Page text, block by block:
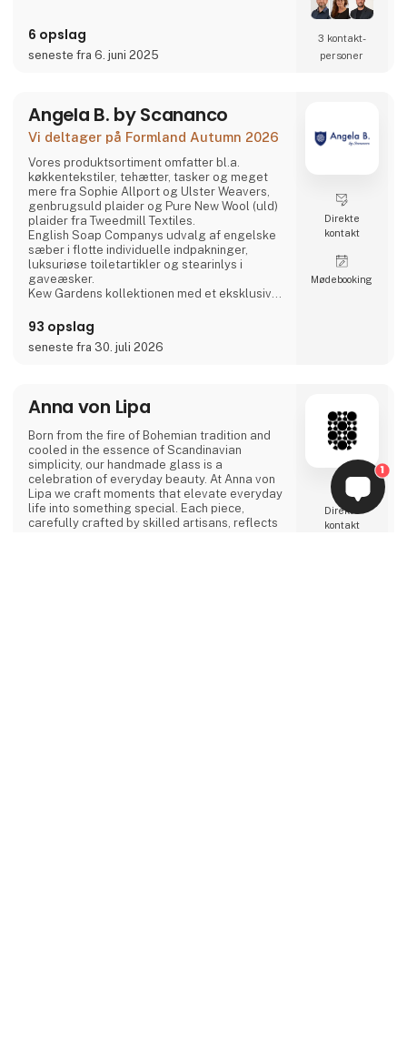
6 opslag
seneste fra 6. juni 2025
3 kontakt­
personer
Angela B. by Scananco
Vi deltager på Formland Autumn 2026
Vores produktsortiment omfatter bl.a.
køkkentekstiler, tehætter, tasker og meget
mere fra Sophie Allport og Ulster Weavers,
genbrugsuld plaider og Pure New Wool (uld)
plaider fra Tweedmill Textiles.
English Soap Companys udvalg af engelske
sæber i flotte individuelle indpakninger,
luksuriøse toiletartikler og stearinlys i
gaveæsker.
Kew Gardens kollektionen med et eksklusivt
håndcremer og håndrensere inspireret af
planternes duft og skønhed i Royal Botanic
Gardens i Kew, London.
måtter til kæledy
93 opslag
seneste fra 30. juli 2026
Direkte
kontakt
Møde­booking
Anna von Lipa
Born from the fire of Bohemian tradition and
cooled in the essence of Scandinavian
simplicity, our handmade glass is a
celebration of everyday beauty. At Anna von
Lipa we craft moments that elevate everyday
life into something special. Each piece,
carefully crafted by skilled artisans, reflects
Direkte
kontakt
1